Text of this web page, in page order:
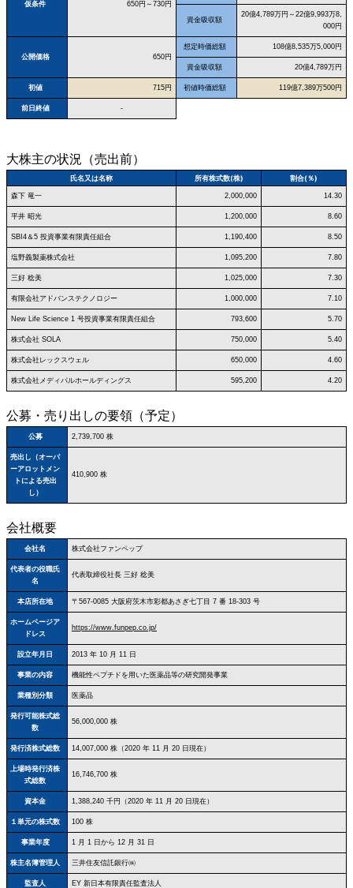
仮条件
650円～730円
資金吸収額
20億4,789万円～22億9,993万8,
000円
公開価格 650円
想定時価総額 108億8,535万5,000円
資金吸収額 20億4,789万円
初値 715円 初値時価総額 119億7,389万500円
前日終値 -
大株主の状況（売出前）
氏名又は名称 所有株式数(株) 割合(％)
森下 竜一 2,000,000 14.30
平井 昭光 1,200,000 8.60
SBI4＆5 投資事業有限責任組合 1,190,400 8.50
塩野義製薬株式会社 1,095,200 7.80
三好 稔美 1,025,000 7.30
有限会社アドバンステクノロジー 1,000,000 7.10
New Life Science 1 号投資事業有限責任組合 793,600 5.70
株式会社 SOLA 750,000 5.40
株式会社レックスウェル 650,000 4.60
株式会社メディパルホールディングス 595,200 4.20
公募・売り出しの要領（予定）
公募 2,739,700 株
売出し（オーバ
ーアロットメン
トによる売出
し）
410,900 株
会社概要
会社名 株式会社ファンペップ
代表者の役職氏
名
代表取締役社長 三好 稔美
本店所在地 〒567‐0085 大阪府茨木市彩都あさぎ七丁目 7 番 18-303 号
ホームページア
ドレス
https://www.funpep.co.jp/
設立年月日 2013 年 10 月 11 日
事業の内容 機能性ペプチドを用いた医薬品等の研究開発事業
業種別分類 医薬品
発行可能株式総
数
56,000,000 株
発行済株式総数 14,007,000 株（2020 年 11 月 20 日現在）
上場時発行済株
式総数
16,746,700 株
資本金 1,388,240 千円（2020 年 11 月 20 日現在）
１単元の株式数 100 株
事業年度 1 月 1 日から 12 月 31 日
株主名簿管理人 三井住友信託銀行㈱
監査人 EY 新日本有限責任監査法人